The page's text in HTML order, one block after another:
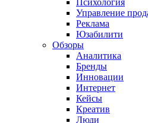
Психология
Управление
Реклама
Юзабилити
Обзоры
Аналитика
Бренды
Инновации
Интернет
Кейсы
Креатив
Люди